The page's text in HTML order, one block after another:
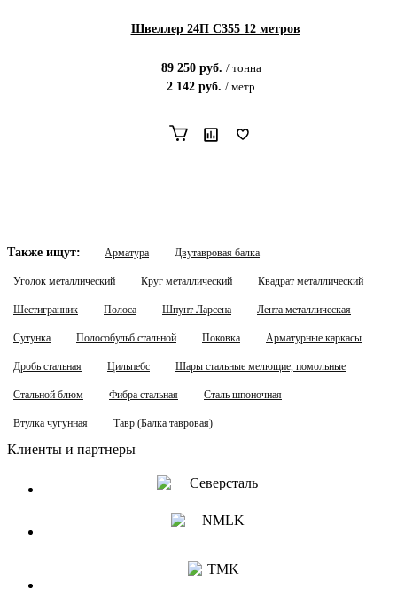
Швеллер 24П С355 12 метров
89 250руб. / тонна
2 142 руб. / метр
Также ищут: Арматура Двутавровая балка
Уголок металлический Круг металлический Квадрат металлический
Шестигранник Полоса Шпунт Ларсена Лента металлическая
Сутунка Полособульб стальной Поковка Арматурные каркасы
Дробь стальная Цильпебс Шары стальные мелющие, помольные
Стальной блюм Фибра стальная Сталь шпоночная
Втулка чугунная Тавр (Балка тавровая)
Клиенты и партнеры